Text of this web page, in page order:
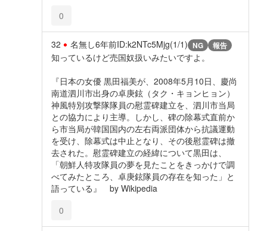
0
32 名無し6年前ID:k2NTc5Mjg(1/1) NG 報告
知っているけど売国奴扱いみたいですよ。
『日本の女優 黒田福美が、2008年5月10日、慶尚
南道泗川市出身の卓庚鉉（タク・キョンヒョン）
神風特別攻撃隊隊員の慰霊碑建立を、泗川市当局
との協力により主導。しかし、碑の除幕式直前か
ら市当局が韓国国内の左右両派団体から抗議運動
を受け、除幕式は中止となり、その後慰霊碑は撤
去された。慰霊碑建立の経緯について黒田は、
「朝鮮人特攻隊員の夢を見たことをきっかけで調
べてみたところ、卓庚鉉隊員の存在を知った」と
語っている』 by Wikipedia
0